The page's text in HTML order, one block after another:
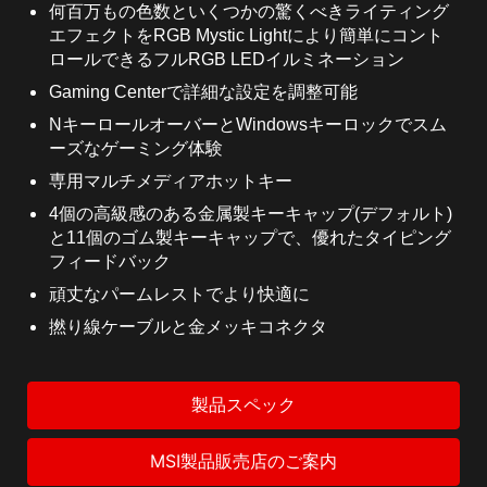
何百万もの色数といくつかの驚くべきライティング
エフェクトをRGB Mystic Lightにより簡単にコント
ロールできるフルRGB LEDイルミネーション
Gaming Centerで詳細な設定を調整可能
NキーロールオーバーとWindowsキーロックでスム
ーズなゲーミング体験
専用マルチメディアホットキー
4個の高級感のある金属製キーキャップ(デフォルト)
と11個のゴム製キーキャップで、優れたタイピング
フィードバック
頑丈なパームレストでより快適に
撚り線ケーブルと金メッキコネクタ
製品スペック
MSI製品販売店のご案内